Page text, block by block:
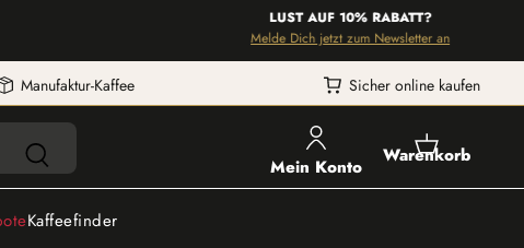
LUST AUF 10% RABATT?
Melde Dich jetzt zum Newsletter an
Manufaktur-Kaffee Sicher online kaufen
Mein Konto Warenkorb
Kaffeefinder